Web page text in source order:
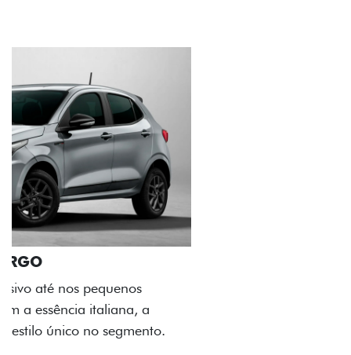
ACABAMENTO E DESIGN INTERNO
A flag italiana e o novo logo Fiat também aparecem
no interior do carro, que possui acabamento
impecável e detalhes escurecidos.